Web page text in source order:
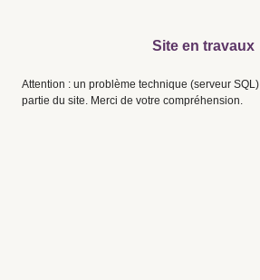
Site en travaux
Attention : un problème technique (serveur
partie du site. Merci de votre compréhension.